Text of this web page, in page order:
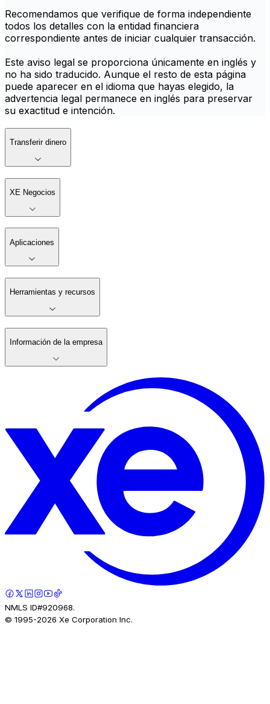
Recomendamos que verifique de forma independiente
todos los detalles con la entidad financiera
correspondiente antes de iniciar cualquier transacción.
Este aviso legal se proporciona únicamente en inglés y
no ha sido traducido. Aunque el resto de esta página
puede aparecer en el idioma que hayas elegido, la
advertencia legal permanece en inglés para preservar
su exactitud e intención.
Transferir dinero
XE Negocios
Aplicaciones
Herramientas y recursos
Información de la empresa
NMLS ID#920968.
© 1995-2026 Xe Corporation Inc.